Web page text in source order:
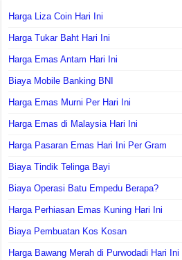
Harga Liza Coin Hari Ini
Harga Tukar Baht Hari Ini
Harga Emas Antam Hari Ini
Biaya Mobile Banking BNI
Harga Emas Murni Per Hari Ini
Harga Emas di Malaysia Hari Ini
Harga Pasaran Emas Hari Ini Per Gram
Biaya Tindik Telinga Bayi
Biaya Operasi Batu Empedu Berapa?
Harga Perhiasan Emas Kuning Hari Ini
Biaya Pembuatan Kos Kosan
Harga Bawang Merah di Purwodadi Hari Ini